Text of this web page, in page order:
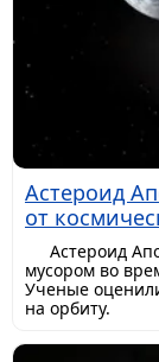
Астероид
от
Астероид
мусором во
Ученые
на орбиту.